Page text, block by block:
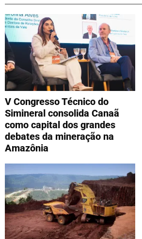
V Congresso Técnico do
Simineral consolida Canaã
como capital dos grandes
debates da mineração na
Amazônia